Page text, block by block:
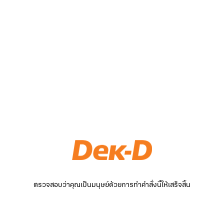
ตรวจสอบว่าคุณเป็นมนุษย์ด้วยการทำคำสั่งนี้ให้เสร็จสิ้น